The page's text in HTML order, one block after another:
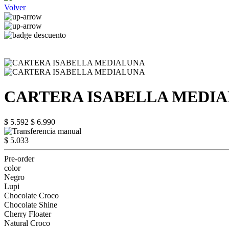
Volver
CARTERA ISABELLA
$ 5.592 $ 6.990
$ 5.033
Pre-order
color
Negro
Lupi
Chocolate Croco
Chocolate Shine
Cherry Floater
Natural Croco